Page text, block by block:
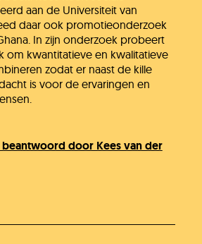
aan de Universiteit van
daar ook promotieonderzoek
In zijn onderzoek probeert
om kwantitatieve en kwalitatieve
zodat er naast de kille
is voor de ervaringen en
door Kees van der